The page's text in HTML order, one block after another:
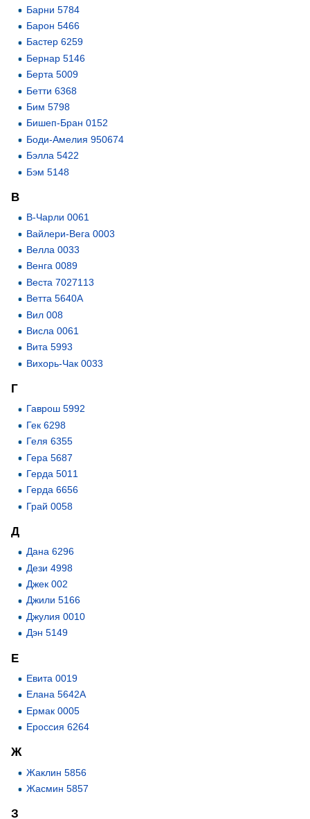
Барни 5784
Барон 5466
Бастер 6259
Бернар 5146
Берта 5009
Бетти 6368
Бим 5798
Бишеп-Бран 0152
Боди-Амелия 950674
Бэлла 5422
Бэм 5148
В
В-Чарли 0061
Вайлери-Вега 0003
Велла 0033
Венга 0089
Веста 7027113
Ветта 5640А
Вил 008
Висла 0061
Вита 5993
Вихорь-Чак 0033
Г
Гаврош 5992
Гек 6298
Геля 6355
Гера 5687
Герда 5011
Герда 6656
Грай 0058
Д
Дана 6296
Дези 4998
Джек 002
Джили 5166
Джулия 0010
Дэн 5149
Е
Евита 0019
Елана 5642А
Ермак 0005
Ероссия 6264
Ж
Жаклин 5856
Жасмин 5857
З